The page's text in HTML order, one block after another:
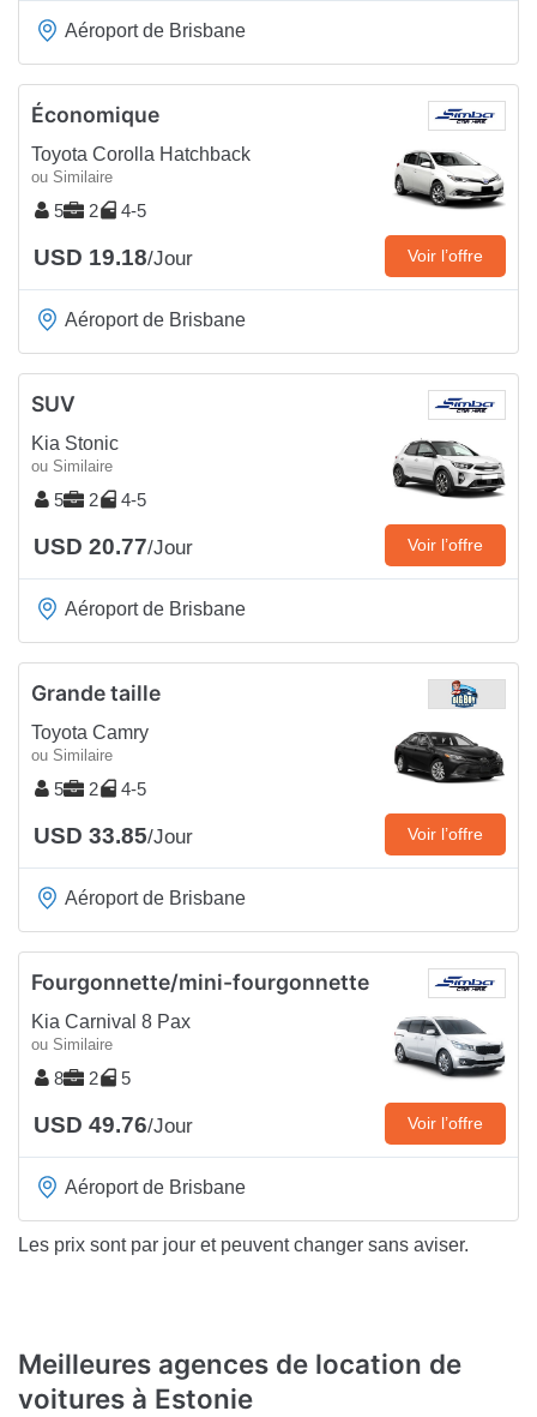
Aéroport de Brisbane
Économique
Toyota Corolla Hatchback
ou Similaire
5 2 4-5
USD 19.18/Jour Voir l’offre
Aéroport de Brisbane
SUV
Kia Stonic
ou Similaire
5 2 4-5
USD 20.77/Jour Voir l’offre
Aéroport de Brisbane
Grande taille
Toyota Camry
ou Similaire
5 2 4-5
USD 33.85/Jour Voir l’offre
Aéroport de Brisbane
Fourgonnette/mini-fourgonnette
Kia Carnival 8 Pax
ou Similaire
8 2 5
USD 49.76/Jour Voir l’offre
Aéroport de Brisbane
Les prix sont par jour et peuvent changer sans aviser.
Meilleures agences de location de
voitures à Estonie